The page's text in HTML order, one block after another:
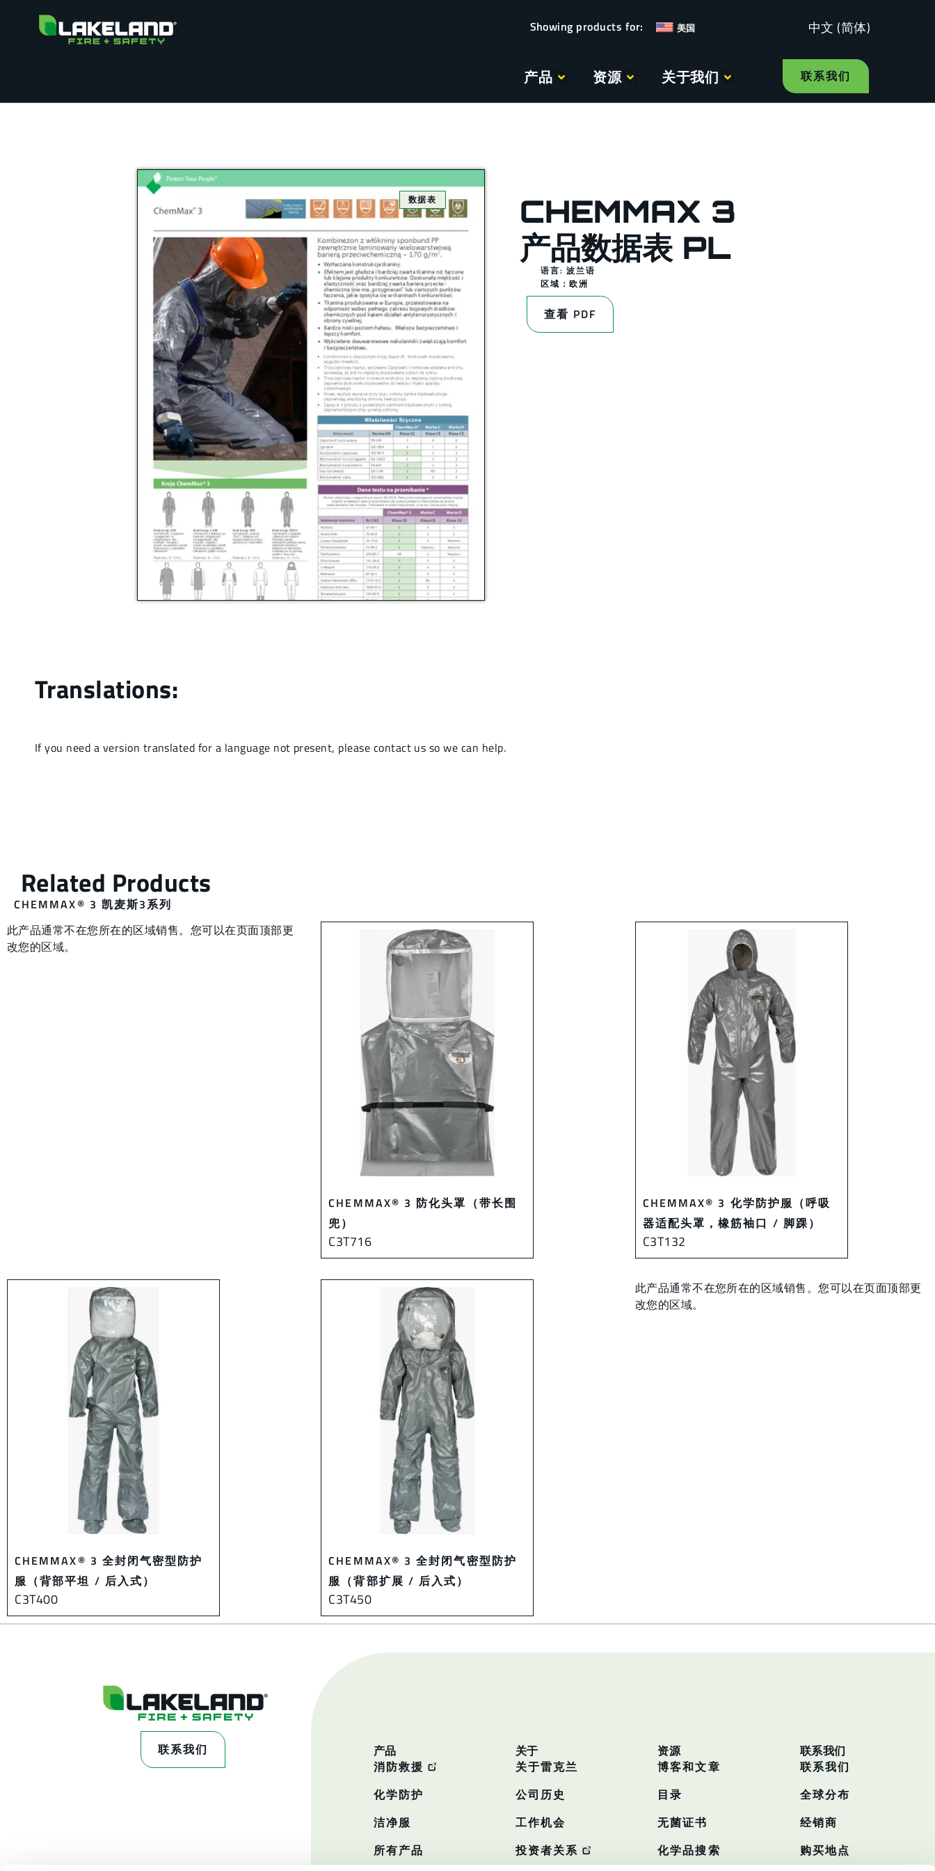
美国 中文 (简体)
产品 资源 关于我们 联系我们
数据表
CHEMMAX 3
产品数据表 PL
语言: 波兰语
区域：欧洲
查看 PDF
CHEMMAX® 3 凯麦斯3系列
此产品通常不在您所在的区域销售。您可以在页面顶部更
改您的区域。
CHEMMAX® 3 防化头罩（带长围
兜）
C3T716
CHEMMAX® 3 化学防护服（呼吸
器适配头罩，橡筋袖口 / 脚踝）
C3T132
CHEMMAX® 3 全封闭气密型防护
服（背部平坦 / 后入式）
C3T400
CHEMMAX® 3 全封闭气密型防护
服（背部扩展 / 后入式）
C3T450
此产品通常不在您所在的区域销售。您可以在页面顶部更
改您的区域。
联系我们 产品
消防救援
化学防护
洁净服
所有产品
关于
关于雷克兰
公司历史
工作机会
投资者关系
资源
博客和文章
目录
无菌证书
化学品搜索
联系我们
联系我们
全球分布
经销商
购买地点